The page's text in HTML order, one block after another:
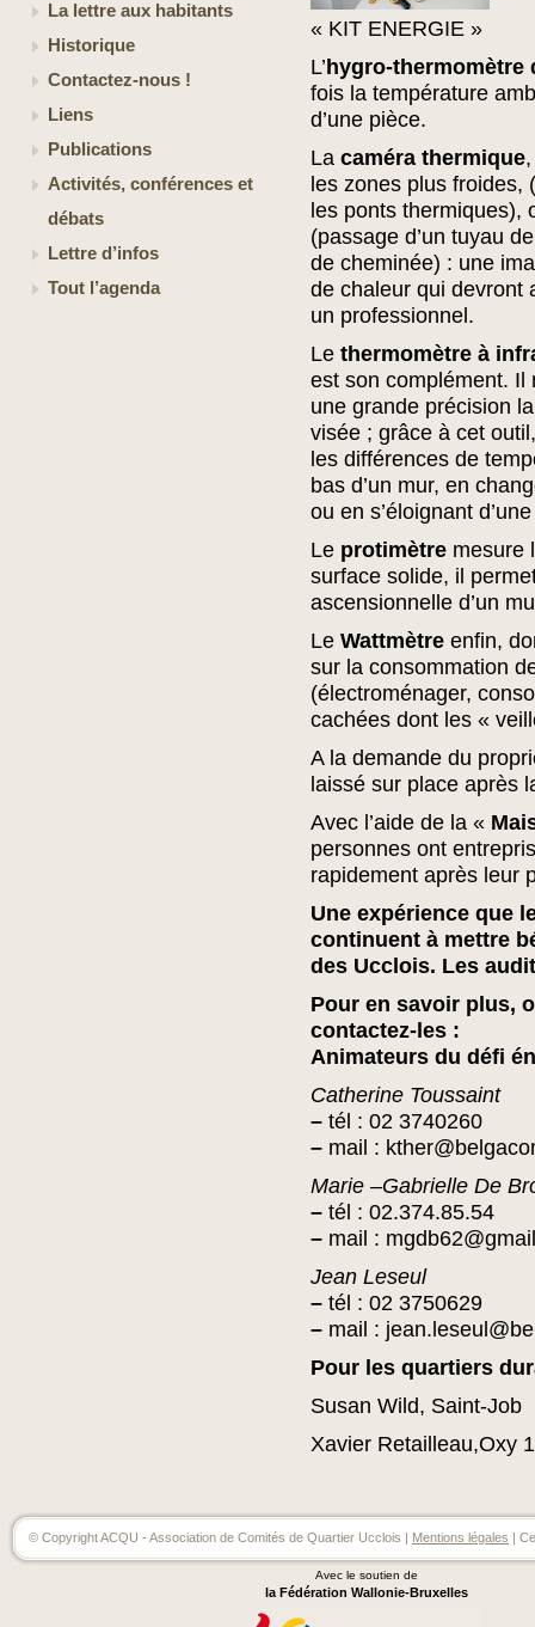
La lettre aux habitants
Historique
Contactez-nous !
Liens
Publications
Activités, conférences et
débats
Lettre d’infos
Tout l’agenda
« KIT ENERGIE »
L’ hygro-thermomètre
fois la température
d’une pièce.
La caméra thermique
les zones plus froides,
les ponts thermiques),
(passage d’un tuyau
de cheminée) : une
de chaleur qui devront
un professionnel.
Le thermomètre à
est son complément. Il
une grande précision
visée ; grâce à cet
les différences de
bas d’un mur, en
ou en s’éloignant
Le protimètre mesure
surface solide, il
ascensionnelle d’un
Le Wattmètre enfin,
sur la consommation
(électroménager,
cachées dont les «
A la demande du
laissé sur place après
Avec l’aide de la «
personnes ont
rapidement après leur
Une expérience que
continuent à mettre
des Ucclois. Les
Pour en savoir plus,
contactez-les :
Animateurs du défi
Catherine Toussaint
– tél : 02 3740260
– mail :
Marie –Gabrielle De
– tél : 02.374.85.54
– mail :
Jean Leseul
– tél : 02 3750629
– mail :
Pour les quartiers
Susan Wild, Saint-Job
Xavier Retailleau,Oxy
© Copyright ACQU - Association de Comités de Quartier Ucclois | Mentions légales |
Avec le soutien de
la Fédération Wallonie-Bruxelles